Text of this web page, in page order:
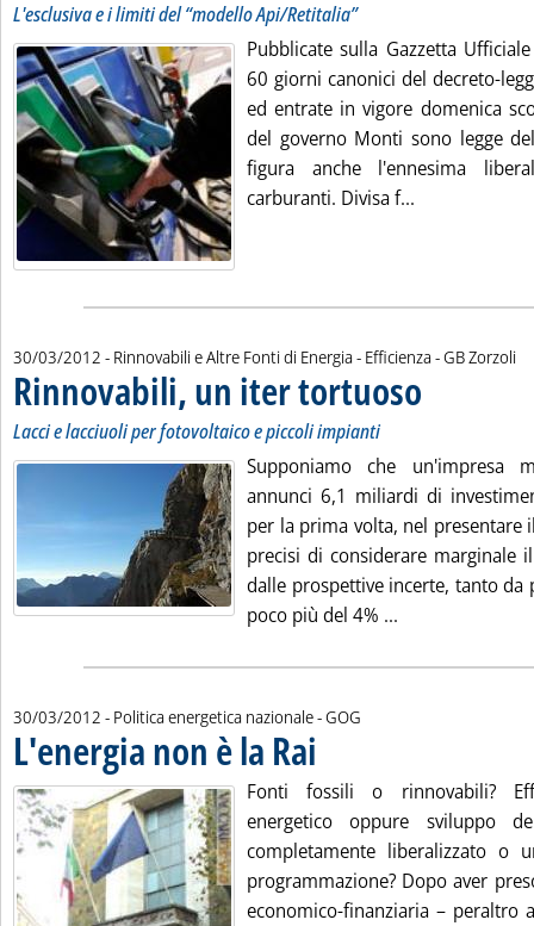
L'esclusiva e i limiti del “modello Api/Retitalia”
Pubblicate sulla Gazzetta
60 giorni canonici del decreto-
ed entrate in vigore domenica
del governo Monti sono legge
figura anche l'ennesima
carburanti. Divisa f...
30/03/2012 - Rinnovabili e Altre Fonti di Energia - Efficienza -di:
GB Zorzoli
Rinnovabili, un iter tortuoso
Lacci e lacciuoli per fotovoltaico e piccoli impianti
Supponiamo che un'impresa
annunci 6,1 miliardi di
per la prima volta, nel presentare
precisi di considerare marginale
dalle prospettive incerte, tanto da
poco più del 4% ...
30/03/2012 - Politica energetica nazionale -di:
GOG
L'energia non è la Rai
Fonti fossili o rinnovabili?
energetico oppure sviluppo
completamente liberalizzato o
programmazione? Dopo aver
economico-finanziaria – peraltro